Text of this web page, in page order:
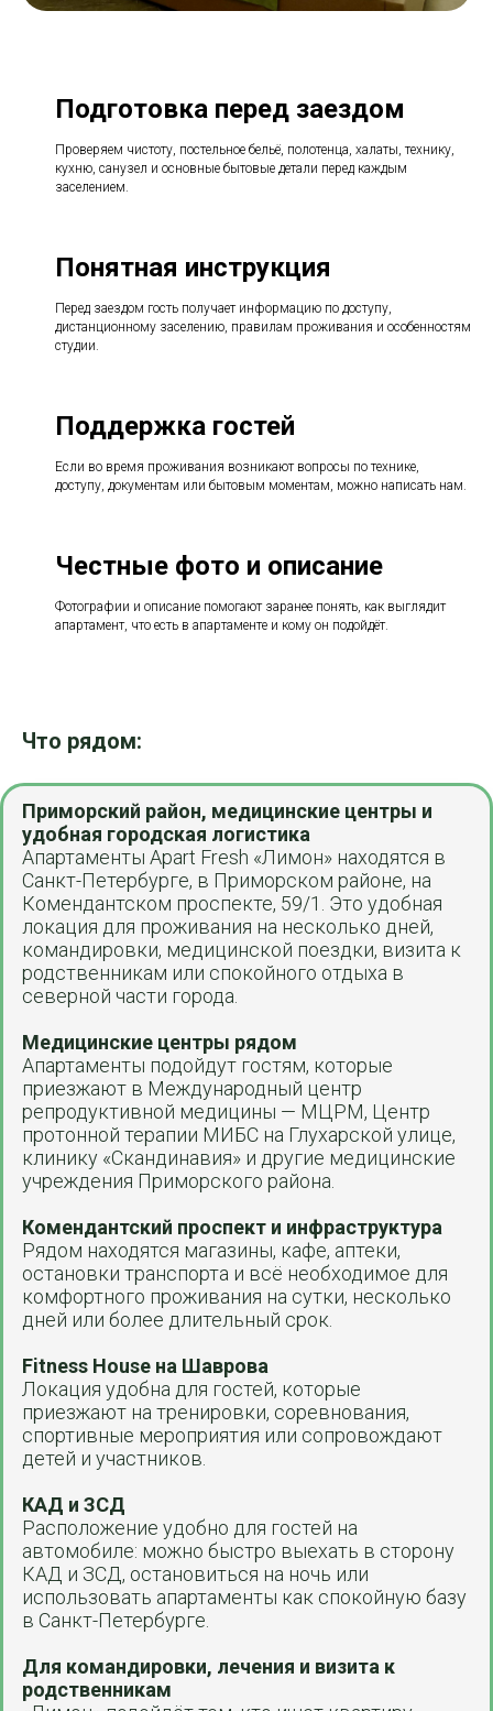
Подготовка перед заездом
Проверяем чистоту, постельное бельё, полотенца, халаты, технику,
кухню, санузел и основные бытовые детали перед каждым
заселением.
Понятная инструкция
Перед заездом гость получает информацию по доступу,
дистанционному заселению, правилам проживания и особенностям
студии.
Поддержка гостей
Если во время проживания возникают вопросы по технике,
доступу, документам или бытовым моментам, можно написать нам.
Честные фото и описание
Фотографии и описание помогают заранее понять, как выглядит
апартамент, что есть в апартаменте и кому он подойдёт.
Что рядом:
Приморский район, медицинские центры и
удобная городская логистика
Апартаменты Apart Fresh «Лимон» находятся в
Санкт-Петербурге, в Приморском районе, на
Комендантском проспекте, 59/1. Это удобная
локация для проживания на несколько дней,
командировки, медицинской поездки, визита к
родственникам или спокойного отдыха в
северной части города.
Медицинские центры рядом
Апартаменты подойдут гостям, которые
приезжают в Международный центр
репродуктивной медицины — МЦРМ, Центр
протонной терапии МИБС на Глухарской улице,
клинику «Скандинавия» и другие медицинские
учреждения Приморского района.
Комендантский проспект и инфраструктура
Рядом находятся магазины, кафе, аптеки,
остановки транспорта и всё необходимое для
комфортного проживания на сутки, несколько
дней или более длительный срок.
Fitness House на Шаврова
Локация удобна для гостей, которые
приезжают на тренировки, соревнования,
спортивные мероприятия или сопровождают
детей и участников.
КАД и ЗСД
Расположение удобно для гостей на
автомобиле: можно быстро выехать в сторону
КАД и ЗСД, остановиться на ночь или
использовать апартаменты как спокойную базу
в Санкт-Петербурге.
Для командировки, лечения и визита к
родственникам